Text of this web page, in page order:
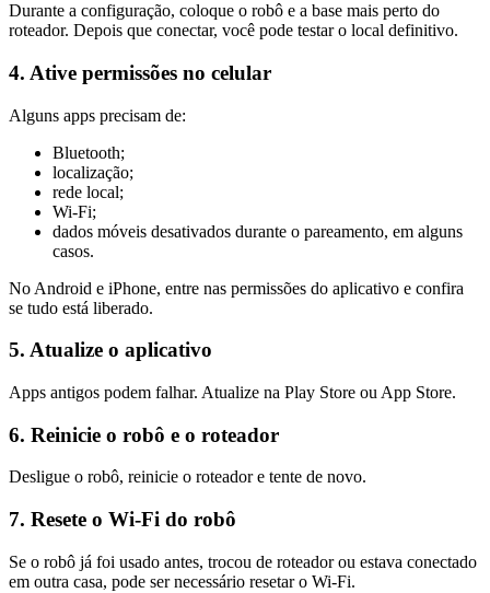
Durante a configuração, coloque o robô e a base mais perto do
roteador. Depois que conectar, você pode testar o local definitivo.
4. Ative permissões no celular
Alguns apps precisam de:
Bluetooth;
localização;
rede local;
Wi-Fi;
dados móveis desativados durante o pareamento, em alguns
casos.
No Android e iPhone, entre nas permissões do aplicativo e confira
se tudo está liberado.
5. Atualize o aplicativo
Apps antigos podem falhar. Atualize na Play Store ou App Store.
6. Reinicie o robô e o roteador
Desligue o robô, reinicie o roteador e tente de novo.
7. Resete o Wi-Fi do robô
Se o robô já foi usado antes, trocou de roteador ou estava conectado
em outra casa, pode ser necessário resetar o Wi-Fi.